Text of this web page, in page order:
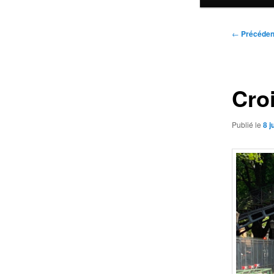
Navigation
←
Publié le8